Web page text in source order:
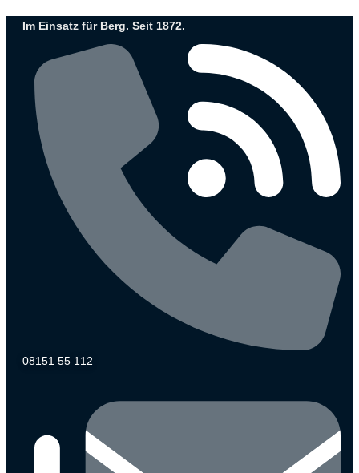
InhaltIm Einsatz für Berg. Seit 1872.
08151 55 112